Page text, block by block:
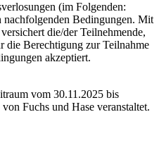
(im Folgenden:
nachfolgenden Bedingungen. Mit
die/der Teilnehmende,
die Berechtigung zur Teilnahme
akzeptiert.
vom 30.11.2025 bis
Fuchs und Hase veranstaltet.